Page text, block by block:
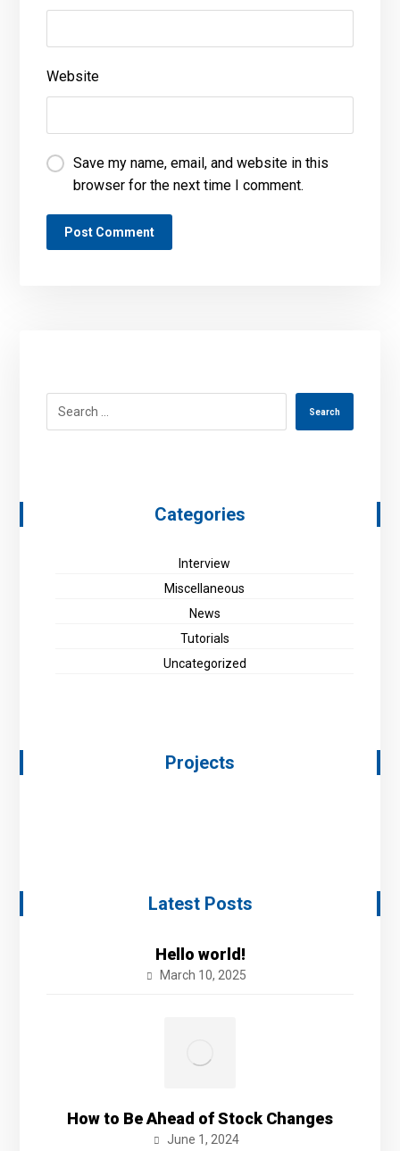
Website
Save my name, email, and website in this
browser for the next time I comment.
Categories
Interview
Miscellaneous
News
Tutorials
Uncategorized
Projects
Latest Posts
Hello world!
March 10, 2025
How to Be Ahead of Stock Changes
June 1, 2024